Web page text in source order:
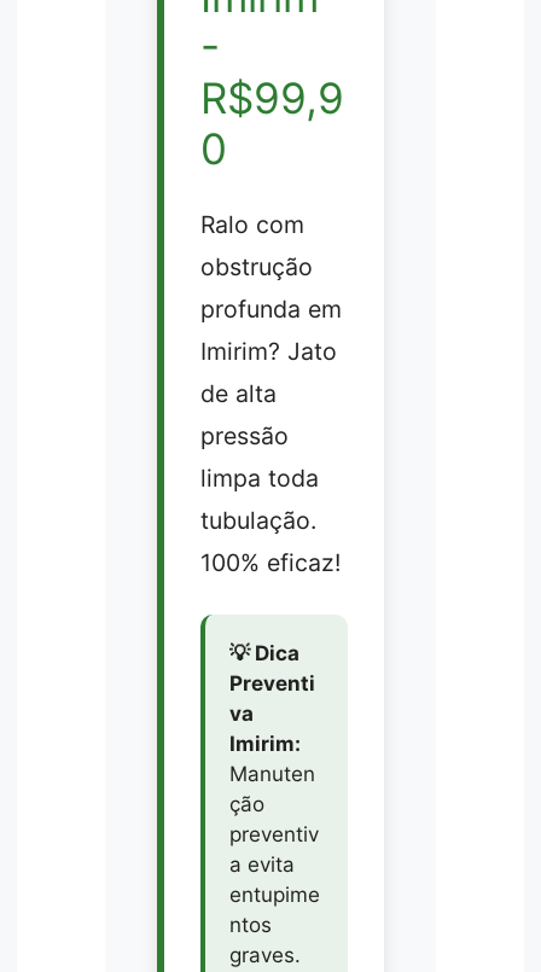
-
R$99,9
0
Ralo com
obstrução
profunda em
Imirim? Jato
de alta
pressão
limpa toda
tubulação.
100% eficaz!
💡 Dica
Preventi
va
Imirim:
Manuten
ção
preventiv
a evita
entupime
ntos
graves.